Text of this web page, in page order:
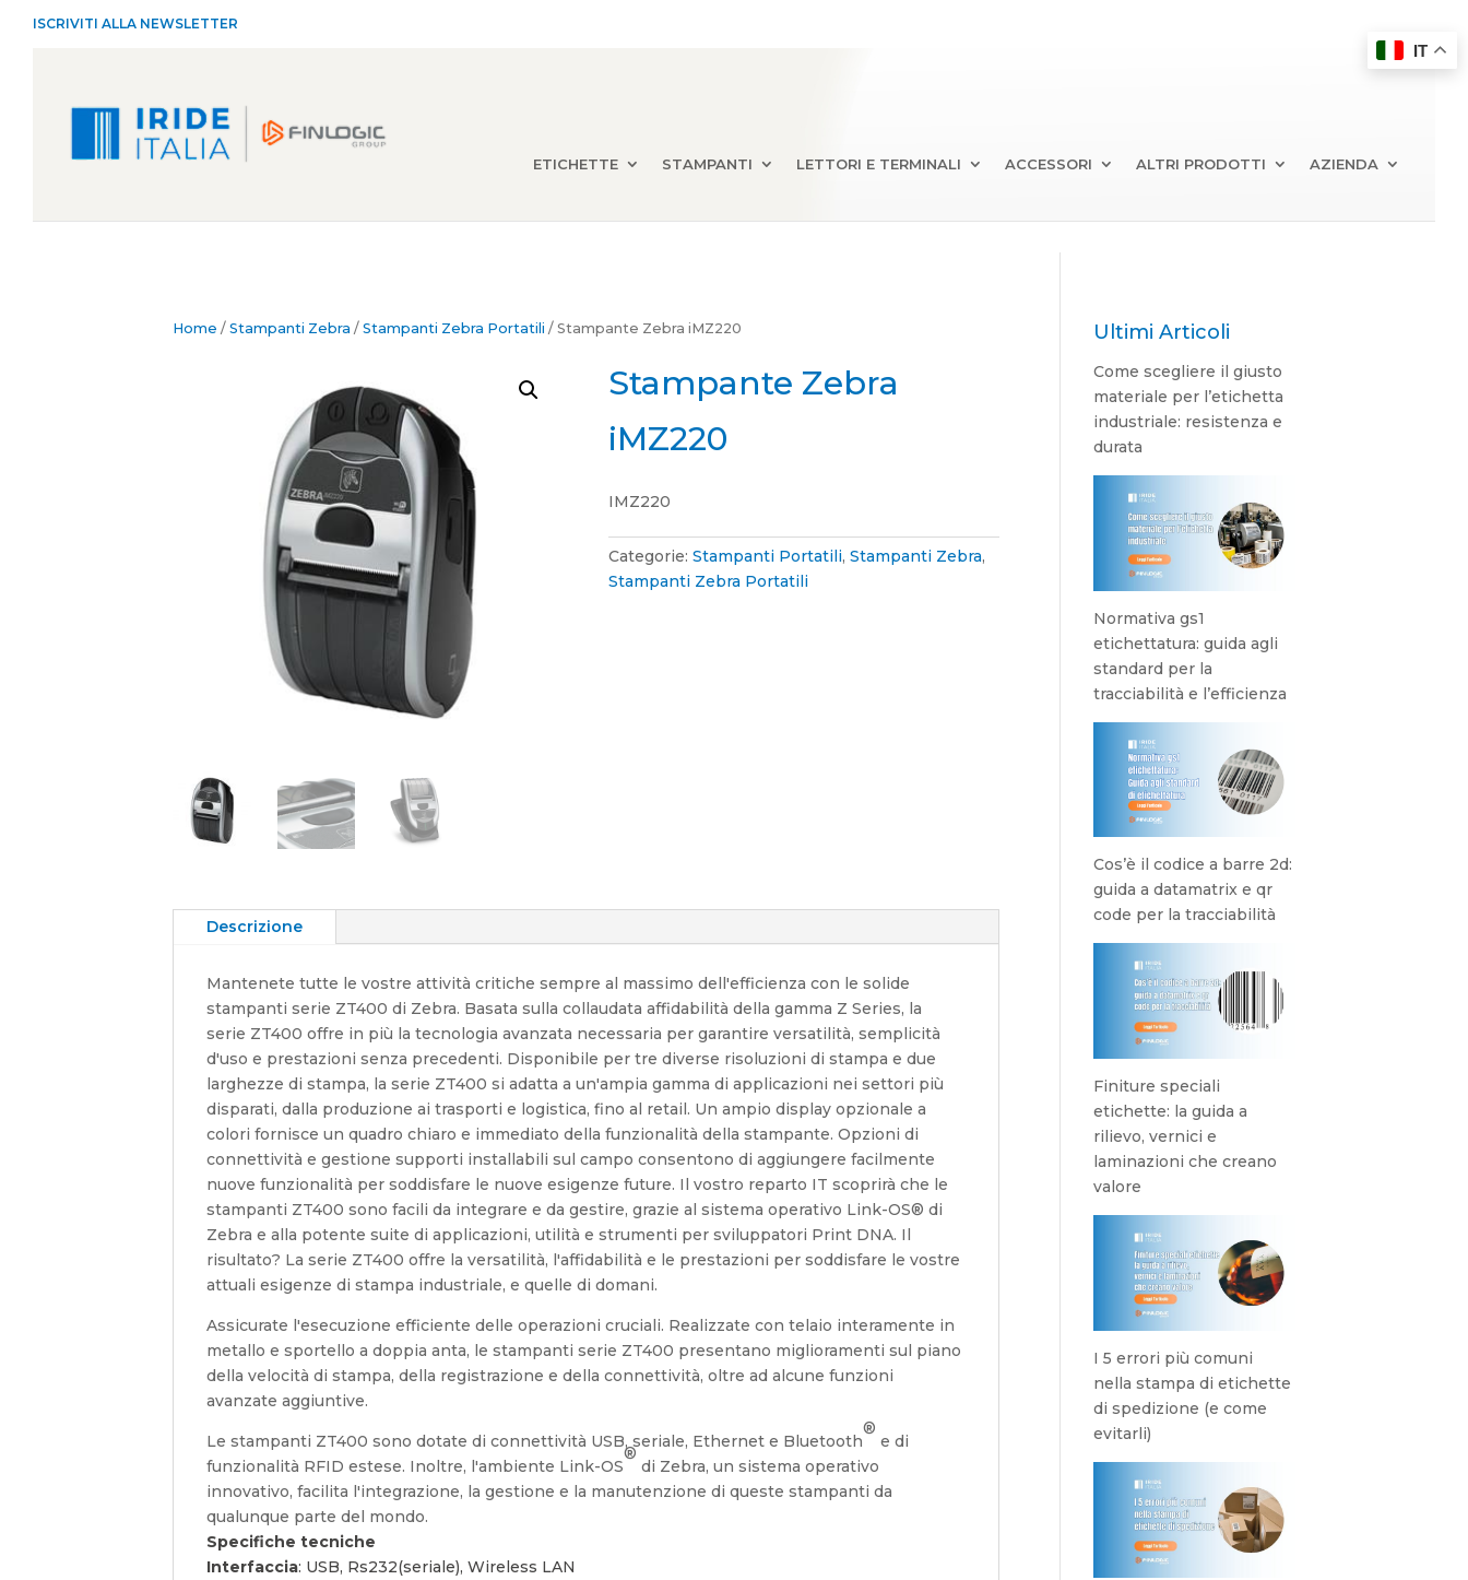
ISCRIVITI ALLA NEWSLETTER
ETICHETTE STAMPANTI LETTORI E TERMINALI ACCESSORI ALTRI PRODOTTI AZIENDA
Home /Stampanti Zebra /Stampanti Zebra Portatili / Stampante Zebra iMZ220
Stampante Zebra
iMZ220
IMZ220
Categorie:Stampanti Portatili,Stampanti Zebra,
Stampanti Zebra Portatili
Descrizione
Mantenete tutte le vostre attività critiche sempre al massimo dell'efficienza con le solide
stampanti serie ZT400 di Zebra. Basata sulla collaudata affidabilità della gamma Z Series, la
serie ZT400 offre in più la tecnologia avanzata necessaria per garantire versatilità, semplicità
d'uso e prestazioni senza precedenti. Disponibile per tre diverse risoluzioni di stampa e due
larghezze di stampa, la serie ZT400 si adatta a un'ampia gamma di applicazioni nei settori più
disparati, dalla produzione ai trasporti e logistica, fino al retail. Un ampio display opzionale a
colori fornisce un quadro chiaro e immediato della funzionalità della stampante. Opzioni di
connettività e gestione supporti installabili sul campo consentono di aggiungere facilmente
nuove funzionalità per soddisfare le nuove esigenze future. Il vostro reparto IT scoprirà che le
stampanti ZT400 sono facili da integrare e da gestire, grazie al sistema operativo Link-OS® di
Zebra e alla potente suite di applicazioni, utilità e strumenti per sviluppatori Print DNA. Il
risultato? La serie ZT400 offre la versatilità, l'affidabilità e le prestazioni per soddisfare le vostre
attuali esigenze di stampa industriale, e quelle di domani.
Assicurate l'esecuzione efficiente delle operazioni cruciali. Realizzate con telaio interamente in
metallo e sportello a doppia anta, le stampanti serie ZT400 presentano miglioramenti sul piano
della velocità di stampa, della registrazione e della connettività, oltre ad alcune funzioni
avanzate aggiuntive.
Le stampanti ZT400 sono dotate di connettività USB, seriale, Ethernet e Bluetooth
®
e di
funzionalità RFID estese. Inoltre, l'ambiente Link-OS
®
di Zebra, un sistema operativo
innovativo, facilita l'integrazione, la gestione e la manutenzione di queste stampanti da
qualunque parte del mondo.
Specifiche tecniche
Interfaccia: USB, Rs232(seriale), Wireless LAN
Ultimi Articoli
Come scegliere il giusto
materiale per l’etichetta
industriale: resistenza e
durata
Normativa gs1
etichettatura: guida agli
standard per la
tracciabilità e l’efficienza
Cos’è il codice a barre 2d:
guida a datamatrix e qr
code per la tracciabilità
Finiture speciali
etichette: la guida a
rilievo, vernici e
laminazioni che creano
valore
I 5 errori più comuni
nella stampa di etichette
di spedizione (e come
evitarli)
IT